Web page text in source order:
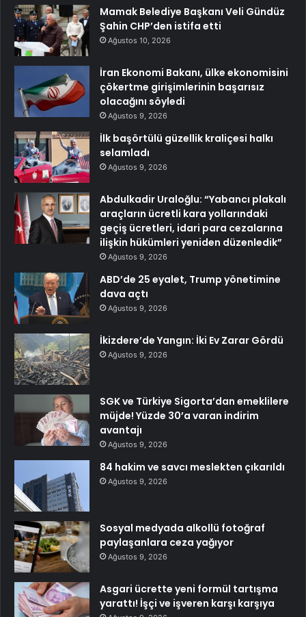
Mamak Belediye Başkanı Veli Gündüz
Şahin CHP’den istifa etti
Ağustos 10, 2026
İran Ekonomi Bakanı, ülke ekonomisini
çökertme girişimlerinin başarısız
olacağını söyledi
Ağustos 9, 2026
İlk başörtülü güzellik kraliçesi halkı
selamladı
Ağustos 9, 2026
Abdulkadir Uraloğlu: “Yabancı plakalı
araçların ücretli kara yollarındaki
geçiş ücretleri, idari para cezalarına
ilişkin hükümleri yeniden düzenledik”
Ağustos 9, 2026
ABD’de 25 eyalet, Trump yönetimine
dava açtı
Ağustos 9, 2026
İkizdere’de Yangın: İki Ev Zarar Gördü
Ağustos 9, 2026
SGK ve Türkiye Sigorta’dan emeklilere
müjde! Yüzde 30’a varan indirim
avantajı
Ağustos 9, 2026
84 hakim ve savcı meslekten çıkarıldı
Ağustos 9, 2026
Sosyal medyada alkollü fotoğraf
paylaşanlara ceza yağıyor
Ağustos 9, 2026
Asgari ücrette yeni formül tartışma
yarattı! İşçi ve işveren karşı karşıya